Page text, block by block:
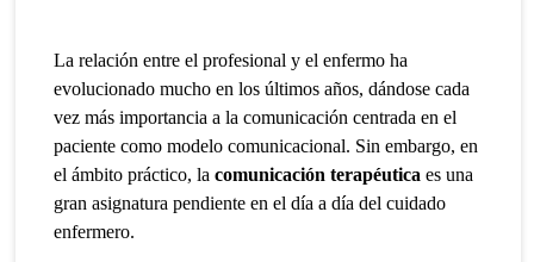
La relación entre el profesional y el enfermo ha
evolucionado mucho en los últimos años, dándose cada
vez más importancia a la comunicación centrada en el
paciente como modelo comunicacional. Sin embargo, en
el ámbito práctico, lacomunicación terapéutica es una
gran asignatura pendiente en el día a día del cuidado
enfermero.